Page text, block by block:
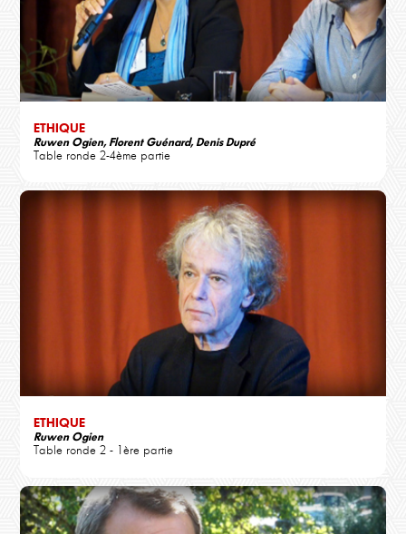
ETHIQUE
Ruwen Ogien, Florent Guénard, Denis Dupré
Table ronde 2-4ème partie
ETHIQUE
Ruwen Ogien
Table ronde 2 - 1ère partie